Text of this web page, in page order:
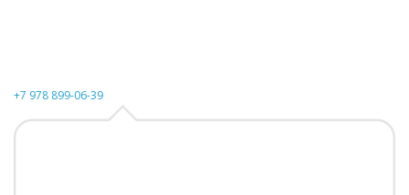
+7 978 899-06-39